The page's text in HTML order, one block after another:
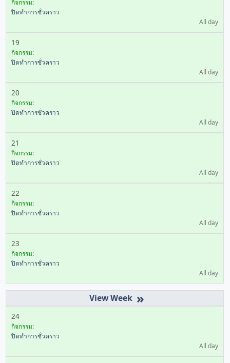
กิจกรรม:
ปิดทำการชั่วคราว
All day
19
กิจกรรม:
ปิดทำการชั่วคราว
All day
20
กิจกรรม:
ปิดทำการชั่วคราว
All day
21
กิจกรรม:
ปิดทำการชั่วคราว
All day
22
กิจกรรม:
ปิดทำการชั่วคราว
All day
23
กิจกรรม:
ปิดทำการชั่วคราว
All day
»
24
กิจกรรม:
ปิดทำการชั่วคราว
All day